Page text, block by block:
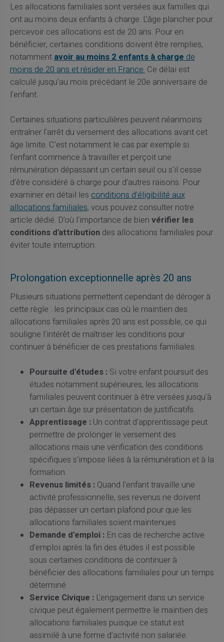
Les allocations familiales sont versées aux familles qui
ont au moins deux enfants à charge. L'âge plancher pour
percevoir ces allocations est de 20 ans. Pour en
bénéficier, certaines conditions doivent être remplies,
notamment avoir au moins 2 enfants à charge de
moins de 20 ans et résider en France. Ce délai est
calculé jusqu'au mois précédant le 20e anniversaire de
l'enfant.
Certaines situations particulières peuvent néanmoins
entraîner l'arrêt du versement des allocations avant cet
âge limite. C'est notamment le cas par exemple si
l'enfant commence à travailler et perçoit une
rémunération dépassant un certain seuil ou s'il cesse
d'être considéré à charge pour d'autres raisons. Pour
examiner en détail les conditions d'éligibilité aux
allocations familiales, vous pouvez consulter notre
article dédié. D'où l'importance de bien vérifier les
conditions d'attributiondes allocations familiales pour
éviter toute interruption.
Prolongation exceptionnelle après 20 ans
Plusieurs situations permettent cependant de déroger à
cette règle : les principaux cas où le maintien des
allocations familiales après 20 ans est possible, ce qui
souligne l'intérêt de maîtriser les conditions pour
continuer à bénéficier de ces prestations familiales.
Poursuite d'études : Si votre enfant poursuit des
études notamment supérieures, les allocations
familiales peuvent continuer à être versées jusqu'à
un certain âge sur présentation de justificatifs.
Apprentissage : Un contrat d'apprentissage peut
permettre de prolonger le versement des
allocations mais une vérification des conditions
spécifiques s'impose liées à la rémunération et à la
formation.
Revenus limités : Quand l'enfant travaille une
activité professionnelle, ses revenus ne doivent
pas dépasser un certain plafond pour que les
allocations familiales soient maintenues.
Demande d'emploi : En cas de recherche active
d'emploi après la fin des études il est possible
sous certaines conditions de continuer à
bénéficier des allocations familiales pour un temps
déterminé.
Service Civique : L'engagement dans un service
civique peut également permettre le maintien des
allocations familiales puisque ce statut est
assimilé à une forme d'activité non salariée.